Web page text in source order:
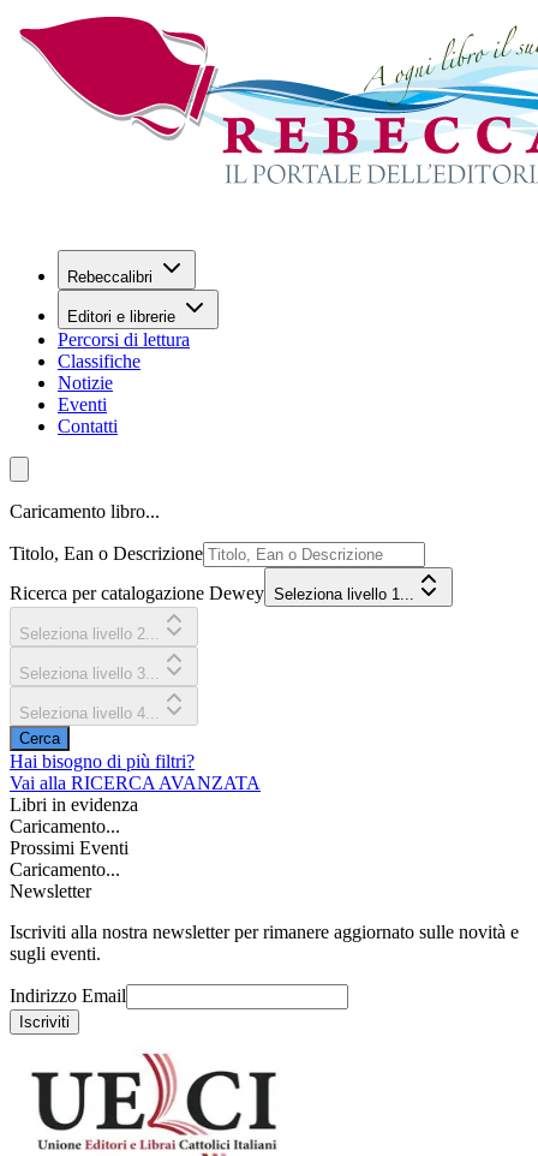
Rebeccalibri
Editori e librerie
Percorsi di lettura
Classifiche
Notizie
Eventi
Contatti
Caricamento libro...
Titolo, Ean o Descrizione
Ricerca per catalogazione Dewey Seleziona livello 1...
Seleziona livello 2...
Seleziona livello 3...
Seleziona livello 4...
Cerca
Hai bisogno di più filtri?
Vai alla RICERCA AVANZATA
Libri in evidenza
Caricamento...
Prossimi Eventi
Caricamento...
Newsletter
Iscriviti alla nostra newsletter per rimanere aggiornato sulle novità e
sugli eventi.
Indirizzo Email
Iscriviti